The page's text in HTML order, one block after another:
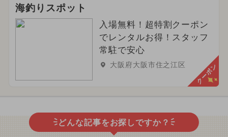
海釣りスポット
入場無料！超特割クーポン
でレンタルお得！スタッフ
常駐で安心
大阪府大阪市住之江区 クーポン
どんな記事をお探しですか？